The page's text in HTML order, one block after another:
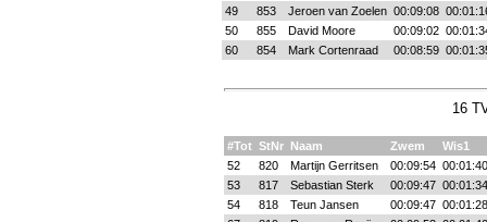
49
853 Jeroen van Zoelen 00:09:08
50
855 David Moore 00:09:02
60
854 Mark Cortenraad 00:08:59
16
#Tot StNr Naam Zwem
Wis1
52
820 Martijn Gerritsen 00:09:54 00:01:40
53
817 Sebastian Sterk 00:09:47 00:01:34
54
818 Teun Jansen 00:09:47 00:01:28